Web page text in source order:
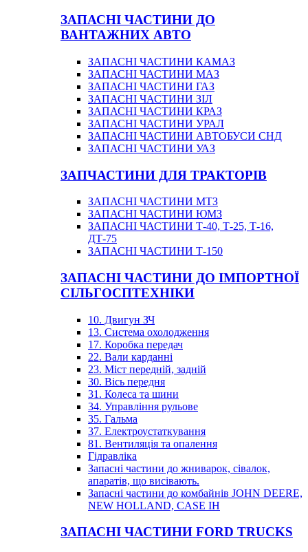
ЗАПАСНІ ЧАСТИНИ ДО
ВАНТАЖНИХ АВТО
ЗАПАСНІ ЧАСТИНИ КАМАЗ
ЗАПАСНІ ЧАСТИНИ МАЗ
ЗАПАСНІ ЧАСТИНИ ГАЗ
ЗАПАСНІ ЧАСТИНИ ЗІЛ
ЗАПАСНІ ЧАСТИНИ КРАЗ
ЗАПАСНІ ЧАСТИНИ УРАЛ
ЗАПАСНІ ЧАСТИНИ АВТОБУСИ СНД
ЗАПАСНІ ЧАСТИНИ УАЗ
ЗАПЧАСТИНИ ДЛЯ ТРАКТОРІВ
ЗАПАСНІ ЧАСТИНИ МТЗ
ЗАПАСНІ ЧАСТИНИ ЮМЗ
ЗАПАСНІ ЧАСТИНИ Т-40, Т-25, Т-16,
ДТ-75
ЗАПАСНІ ЧАСТИНИ Т-150
ЗАПАСНІ ЧАСТИНИ ДО ІМПОРТНОЇ
СІЛЬГОСПТЕХНІКИ
10. Двигун ЗЧ
13. Система охолодження
17. Коробка передач
22. Вали карданні
23. Міст передній, задній
30. Вісь передня
31. Колеса та шини
34. Управління рульове
35. Гальма
37. Електроустаткування
81. Вентиляція та опалення
Гідравліка
Запасні частини до жниварок, сівалок,
апаратів, що висівають.
Запасні частини до комбайнів JOHN DEERE,
NEW HOLLAND, CASE IH
ЗАПАСНІ ЧАСТИНИ FORD TRUCKS